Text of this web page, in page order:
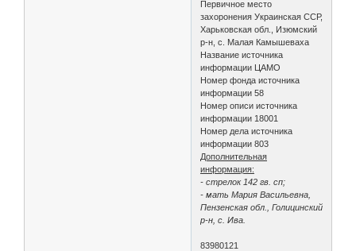
Первичное место
захоронения Украинская ССР,
Харьковская обл., Изюмский
р-н, с. Малая Камышеваха
Название источника
информации ЦАМО
Номер фонда источника
информации 58
Номер описи источника
информации 18001
Номер дела источника
информации 803
Дополнительная
информация:
- стрелок 142 гв. сп;
- мать Мария Васильевна,
Пензенская обл., Голицинский
р-н, с. Ива.
83980121